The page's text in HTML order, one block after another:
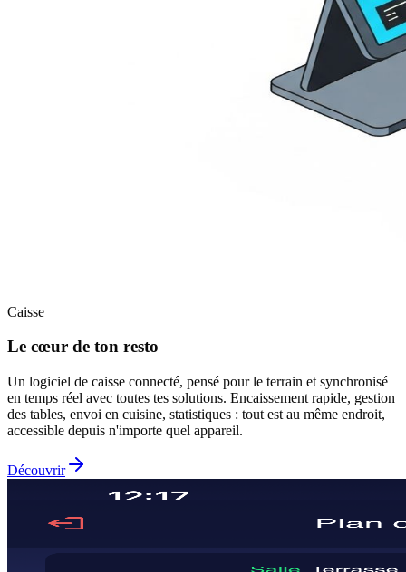
Caisse
Le cœur de ton resto
Un logiciel de caisse connecté, pensé pour le terrain et synchronisé
en temps réel avec toutes tes solutions. Encaissement rapide, gestion
des tables, envoi en cuisine, statistiques : tout est au même endroit,
accessible depuis n'importe quel appareil.
Découvrir